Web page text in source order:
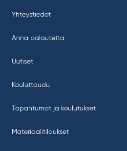
Yhteystiedot
Anna palautetta
Uutiset
Kouluttaudu
Tapahtumat ja koulutukset
Materiaalitilaukset